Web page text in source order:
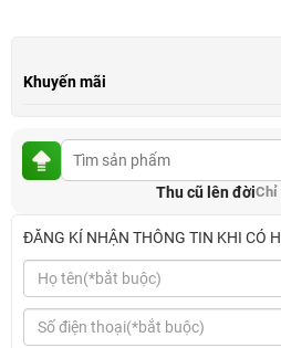
Khuyến mãi
Thu cũ lên đờiChỉ
ĐĂNG KÍ NHẬN THÔNG TIN KHI CÓ